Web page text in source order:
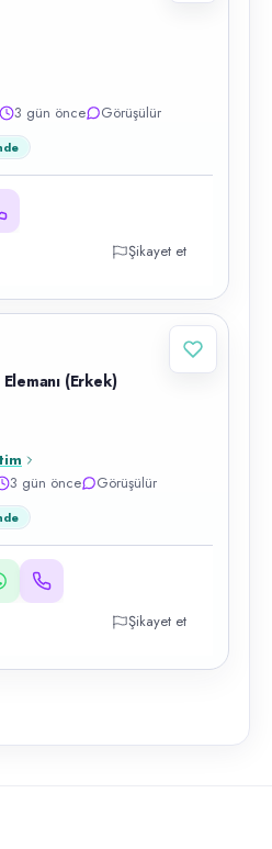
3 gün önce Görüşülür
Şikayet et
(Erkek)
3 gün önce Görüşülür
Şikayet et